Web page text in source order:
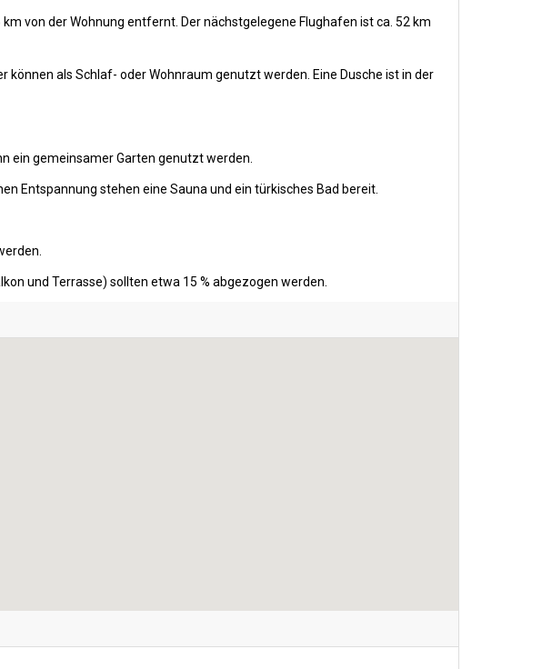
von der Wohnung entfernt. Der nächstgelegene Flughafen ist ca. 52 km
als Schlaf- oder Wohnraum genutzt werden. Eine Dusche ist in der
ein gemeinsamer Garten genutzt werden.
Entspannung stehen eine Sauna und ein türkisches Bad bereit.
und Terrasse) sollten etwa 15 % abgezogen werden.